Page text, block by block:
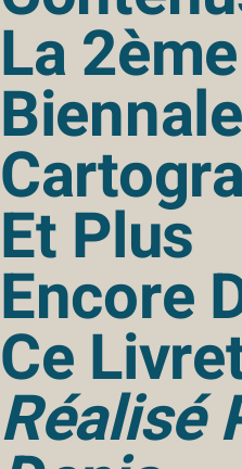
La 2ème
Et Plus
Encore
Ce
Réalisé